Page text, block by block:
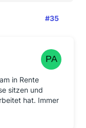
#35
in Rente
sitzen und
hat. Immer